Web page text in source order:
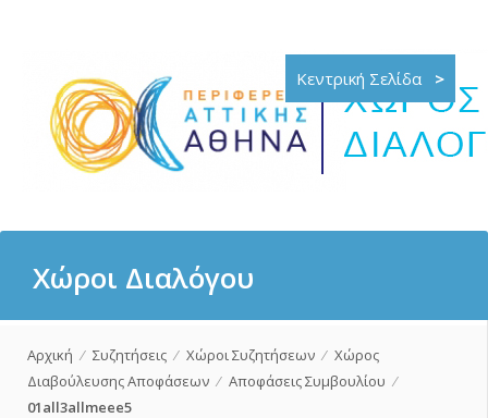
Κεντρική Σελίδα >
Χώροι Διαλόγου
Αρχική ⁄ Συζητήσεις ⁄ Χώροι Συζητήσεων ⁄ Χώρος
Διαβούλευσης Αποφάσεων ⁄ Αποφάσεις Συμβουλίου ⁄
01all3allmeee5